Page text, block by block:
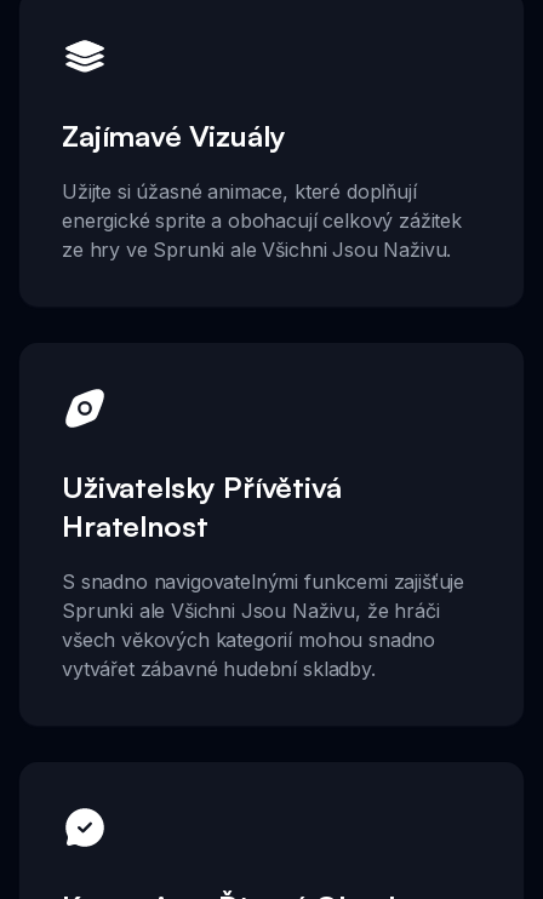
Zajímavé Vizuály
Užijte si úžasné animace, které doplňují
energické sprite a obohacují celkový zážitek
ze hry ve Sprunki ale Všichni Jsou Naživu.
Uživatelsky Přívětivá
Hratelnost
S snadno navigovatelnými funkcemi zajišťuje
Sprunki ale Všichni Jsou Naživu, že hráči
všech věkových kategorií mohou snadno
vytvářet zábavné hudební skladby.